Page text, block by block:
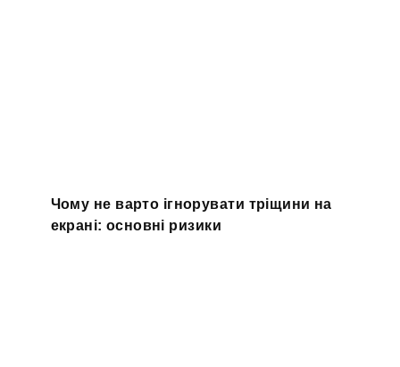
Чому не варто ігнорувати тріщини на
екрані: основні ризики